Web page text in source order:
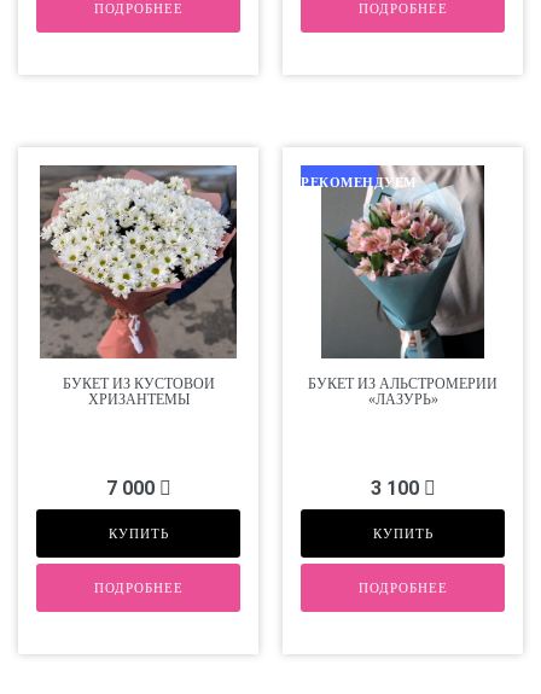
ПОДРОБНЕЕ ПОДРОБНЕЕ
БУКЕТ ИЗ КУСТОВОЙ
ХРИЗАНТЕМЫ
7 000
КУПИТЬ
ПОДРОБНЕЕ
РЕКОМЕНДУЕМ
БУКЕТ ИЗ АЛЬСТРОМЕРИЙ
«ЛАЗУРЬ»
3 100
КУПИТЬ
ПОДРОБНЕЕ